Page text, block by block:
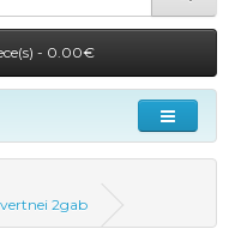
- 0.00€
2gab